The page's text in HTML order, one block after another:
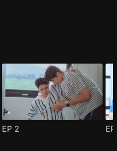
EP 2